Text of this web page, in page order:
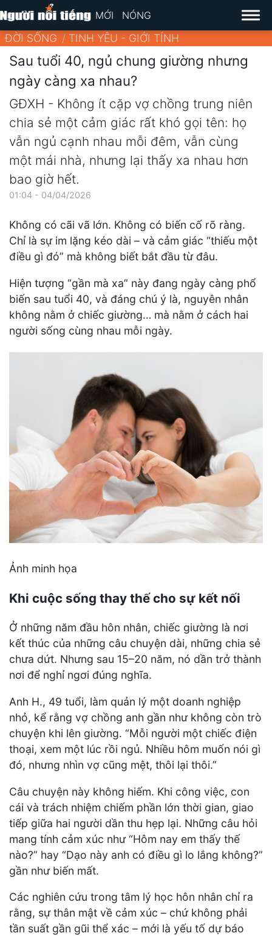
MỚI NÓNG
ĐỜI SỐNG TINH YÊU - GIỚI TÍNH
Sau tuổi 40, ngủ chung giường nhưng
ngày càng xa nhau?
GĐXH - Không ít cặp vợ chồng trung niên
chia sẻ một cảm giác rất khó gọi tên: họ
vẫn ngủ cạnh nhau mỗi đêm, vẫn cùng
một mái nhà, nhưng lại thấy xa nhau hơn
bao giờ hết.
01:04 - 04/04/2026
Không có cãi vã lớn. Không có biến cố rõ ràng.
Chỉ là sự im lặng kéo dài – và cảm giác “thiếu một
điều gì đó” mà không biết bắt đầu từ đâu.
Hiện tượng “gần mà xa” này đang ngày càng phổ
biến sau tuổi 40, và đáng chú ý là, nguyên nhân
không nằm ở chiếc giường… mà nằm ở cách hai
người sống cùng nhau mỗi ngày.
Ảnh minh họa
Khi cuộc sống thay thế cho sự kết nối
Ở những năm đầu hôn nhân, chiếc giường là nơi
kết thúc của những câu chuyện dài, những chia sẻ
chưa dứt. Nhưng sau 15–20 năm, nó dần trở thành
nơi để nghỉ ngơi đúng nghĩa.
Anh H., 49 tuổi, làm quản lý một doanh nghiệp
nhỏ, kể rằng vợ chồng anh gần như không còn trò
chuyện khi lên giường. “Mỗi người một chiếc điện
thoại, xem một lúc rồi ngủ. Nhiều hôm muốn nói gì
đó, nhưng nhìn vợ cũng mệt, thôi lại thôi.”
Câu chuyện này không hiếm. Khi công việc, con
cái và trách nhiệm chiếm phần lớn thời gian, giao
tiếp giữa hai người dần thu hẹp lại. Những câu hỏi
mang tính cảm xúc như “Hôm nay em thấy thế
nào?” hay “Dạo này anh có điều gì lo lắng không?”
gần như biến mất.
Các nghiên cứu trong tâm lý học hôn nhân chỉ ra
rằng, sự thân mật về cảm xúc – chứ không phải
tần suất gần gũi thể xác – mới là yếu tố dự báo